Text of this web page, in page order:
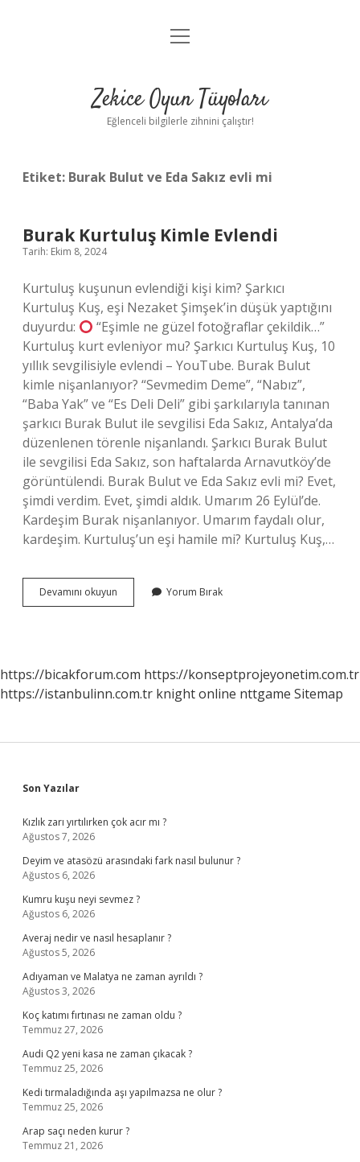
Anasayfa
Yasal Uyarı
menüyü
Zekice Oyun Tüyoları
Eğlenceli bilgilerle zihnini çalıştır!
Etiket: Burak Bulut ve Eda Sakız evli mi
Burak Kurtuluş Kimle Evlendi
Tarih: Ekim 8, 2024
Kurtuluş kuşunun evlendiği kişi kim? Şarkıcı
Kurtuluş Kuş, eşi Nezaket Şimşek’in düşük yaptığını
duyurdu:
“Eşimle ne güzel fotoğraflar çekildik…”
Kurtuluş kurt evleniyor mu? Şarkıcı Kurtuluş Kuş, 10
yıllık sevgilisiyle evlendi – YouTube. Burak Bulut
kimle nişanlanıyor? “Sevmedim Deme”, “Nabız”,
“Baba Yak” ve “Es Deli Deli” gibi şarkılarıyla tanınan
şarkıcı Burak Bulut ile sevgilisi Eda Sakız, Antalya’da
düzenlenen törenle nişanlandı. Şarkıcı Burak Bulut
ile sevgilisi Eda Sakız, son haftalarda Arnavutköy’de
görüntülendi. Burak Bulut ve Eda Sakız evli mi? Evet,
şimdi verdim. Evet, şimdi aldık. Umarım 26 Eylül’de.
Kardeşim Burak nişanlanıyor. Umarım faydalı olur,
kardeşim. Kurtuluş’un eşi hamile mi? Kurtuluş Kuş,…
Devamını okuyun
Kurtuluş
Yorum Bırak
https://bicakforum.com https://konseptprojeyonetim.com.tr
https://istanbulinn.com.tr knight online nttgame Sitemap
Sidebar
Son Yazılar
Kızlık zarı yırtılırken çok acır mı ?
Ağustos 7, 2026
Deyim ve atasözü arasındaki fark nasıl bulunur ?
Ağustos 6, 2026
Kumru kuşu neyi sevmez ?
Ağustos 6, 2026
Averaj nedir ve nasıl hesaplanır ?
Ağustos 5, 2026
Adıyaman ve Malatya ne zaman ayrıldı ?
Ağustos 3, 2026
Koç katımı fırtınası ne zaman oldu ?
Temmuz 27, 2026
Audi Q2 yeni kasa ne zaman çıkacak ?
Temmuz 25, 2026
Kedi tırmaladığında aşı yapılmazsa ne olur ?
Temmuz 25, 2026
Arap saçı neden kurur ?
Temmuz 21, 2026